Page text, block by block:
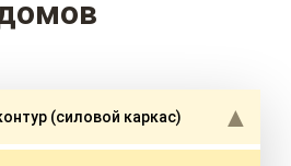
(силовой каркас)